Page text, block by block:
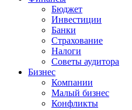
Бюджет
Инвестиции
Банки
Страхование
Налоги
Советы аудитора
Бизнес
Компании
Малый бизнес
Конфликты